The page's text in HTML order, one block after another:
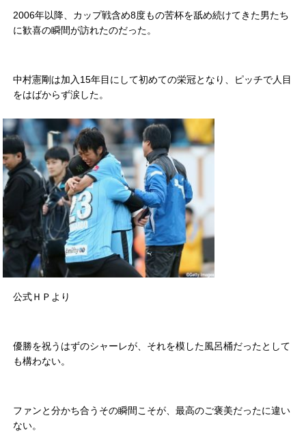
2006年以降、カップ戦含め8度もの苦杯を舐め続けてきた男たち
に歓喜の瞬間が訪れたのだった。
中村憲剛は加入15年目にして初めての栄冠となり、ピッチで人目
をはばからず涙した。
公式ＨＰより
優勝を祝うはずのシャーレが、それを模した風呂桶だったとして
も構わない。
ファンと分かち合うその瞬間こそが、最高のご褒美だったに違い
ない。